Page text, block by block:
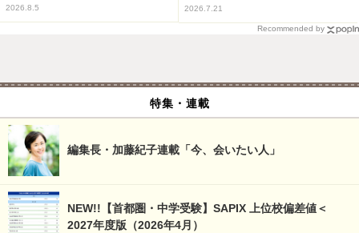
2026.8.5 2026.7.21
Recommended by
特集・連載
編集長・加藤紀子連載「今、会いたい人」
NEW!!【首都圏・中学受験】SAPIX 上位校偏差値＜
2027年度版（2026年4月）